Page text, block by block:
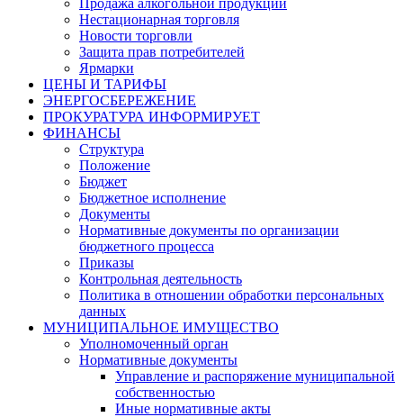
Продажа алкогольной продукции
Нестационарная торговля
Новости торговли
Защита прав потребителей
Ярмарки
ЦЕНЫ И ТАРИФЫ
ЭНЕРГОСБЕРЕЖЕНИЕ
ПРОКУРАТУРА ИНФОРМИРУЕТ
ФИНАНСЫ
Структура
Положение
Бюджет
Бюджетное исполнение
Документы
Нормативные документы по организации
бюджетного процесса
Приказы
Контрольная деятельность
Политика в отношении обработки персональных
данных
МУНИЦИПАЛЬНОЕ ИМУЩЕСТВО
Уполномоченный орган
Нормативные документы
Управление и распоряжение муниципальной
собственностью
Иные нормативные акты